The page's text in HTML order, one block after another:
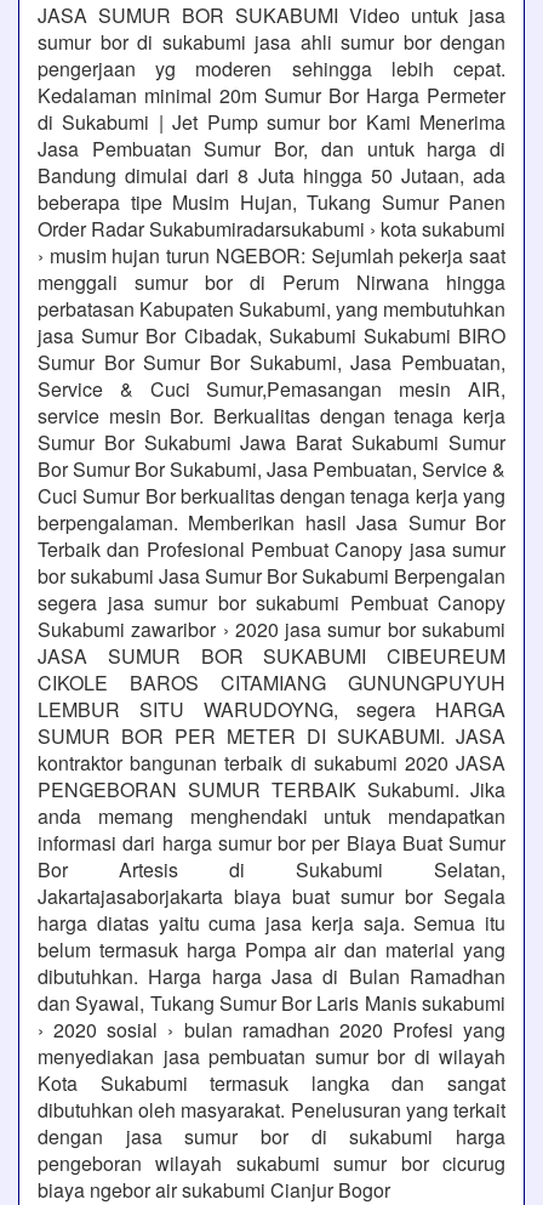
JASA SUMUR BOR SUKABUMI Video untuk jasa
sumur bor di sukabumi jasa ahli sumur bor dengan
pengerjaan yg moderen sehingga lebih cepat.
Kedalaman minimal 20m Sumur Bor Harga Permeter
di Sukabumi | Jet Pump sumur bor Kami Menerima
Jasa Pembuatan Sumur Bor, dan untuk harga di
Bandung dimulai dari 8 Juta hingga 50 Jutaan, ada
beberapa tipe Musim Hujan, Tukang Sumur Panen
Order Radar Sukabumiradarsukabumi › kota sukabumi
› musim hujan turun NGEBOR: Sejumlah pekerja saat
menggali sumur bor di Perum Nirwana hingga
perbatasan Kabupaten Sukabumi, yang membutuhkan
jasa Sumur Bor Cibadak, Sukabumi Sukabumi BIRO
Sumur Bor Sumur Bor Sukabumi, Jasa Pembuatan,
Service & Cuci Sumur,Pemasangan mesin AIR,
service mesin Bor. Berkualitas dengan tenaga kerja
Sumur Bor Sukabumi Jawa Barat Sukabumi Sumur
Bor Sumur Bor Sukabumi, Jasa Pembuatan, Service &
Cuci Sumur Bor berkualitas dengan tenaga kerja yang
berpengalaman. Memberikan hasil Jasa Sumur Bor
Terbaik dan Profesional Pembuat Canopy jasa sumur
bor sukabumi Jasa Sumur Bor Sukabumi Berpengalan
segera jasa sumur bor sukabumi Pembuat Canopy
Sukabumi zawaribor › 2020 jasa sumur bor sukabumi
JASA SUMUR BOR SUKABUMI CIBEUREUM
CIKOLE BAROS CITAMIANG GUNUNGPUYUH
LEMBUR SITU WARUDOYNG, segera HARGA
SUMUR BOR PER METER DI SUKABUMI. JASA
kontraktor bangunan terbaik di sukabumi 2020 JASA
PENGEBORAN SUMUR TERBAIK Sukabumi. Jika
anda memang menghendaki untuk mendapatkan
informasi dari harga sumur bor per Biaya Buat Sumur
Bor Artesis di Sukabumi Selatan,
Jakartajasaborjakarta biaya buat sumur bor Segala
harga diatas yaitu cuma jasa kerja saja. Semua itu
belum termasuk harga Pompa air dan material yang
dibutuhkan. Harga harga Jasa di Bulan Ramadhan
dan Syawal, Tukang Sumur Bor Laris Manis sukabumi
› 2020 sosial › bulan ramadhan 2020 Profesi yang
menyediakan jasa pembuatan sumur bor di wilayah
Kota Sukabumi termasuk langka dan sangat
dibutuhkan oleh masyarakat. Penelusuran yang terkait
dengan jasa sumur bor di sukabumi harga
pengeboran wilayah sukabumi sumur bor cicurug
biaya ngebor air sukabumi Cianjur Bogor